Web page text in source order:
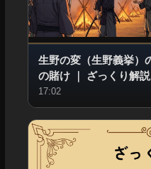
生野の変（生野義挙）
の賭け｜ ざっくり解説
17:02